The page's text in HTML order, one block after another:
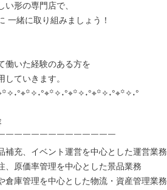
い形の専門店で、
一緒に取り組みましょう！
働いた経験のある方を
していきます。
￣￣￣￣￣￣￣￣￣￣￣￣￣
補充、イベント運営を中心とした運営業務
、原価率管理を中心とした景品業務
倉庫管理を中心とした物流・資産管理業務